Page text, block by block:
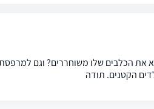
את הכלבים שלו משוחררים? וגם
הקטנים. תודה